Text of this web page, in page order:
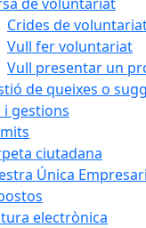
Crides de
Vull fer voluntariat
Vull presentar un
de queixes o
i gestions
ciutadana
Única
electrònica